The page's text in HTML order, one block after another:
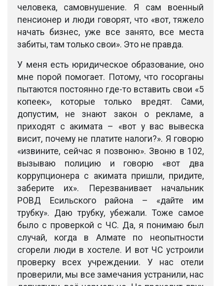
человека, самовнушение. Я сам военный
пенсионер и люди говорят, что «вот, тяжело
начать бизнес, уже все занято, все места
забиты, там только свои». Это не правда.
У меня есть юридическое образование, оно
мне порой помогает. Потому, что госорганы
пытаются постоянно где-то вставить свои «5
копеек», которые только вредят. Сами,
допустим, не знают закон о рекламе, а
приходят с акимата – «вот у вас вывеска
висит, почему не платите налоги?». Я говорю
«извините, сейчас я позвоню». Звоню в 102,
вызываю полицию и говорю «вот два
коррупционера с акимата пришли, придите,
заберите их». Перезванивает начальник
РОВД Есильского района – «дайте им
трубку». Даю трубку, убежали. Тоже самое
было с проверкой с ЧС. Да, я понимаю был
случай, когда в Алмате по неопытности
сгорели люди в хостеле. И вот ЧС устроили
проверку всех учреждении. У нас отели
проверили, мы все замечания устранили, нас